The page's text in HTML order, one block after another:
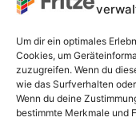
Um dir ein optimales
Cookies, um
zuzugreifen. Wenn du
wie das Surfverhalten
Wenn du deine
bestimmte Merkmale und